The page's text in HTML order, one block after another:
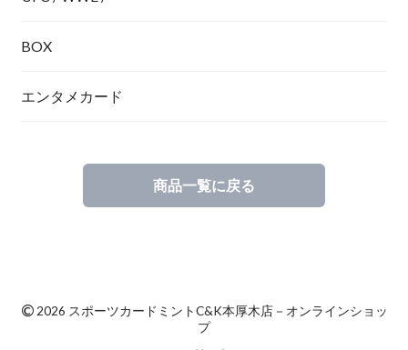
BOX
エンタメカード
商品一覧に戻る
©2026 スポーツカードミントC&K本厚木店－オンラインショッ
プ